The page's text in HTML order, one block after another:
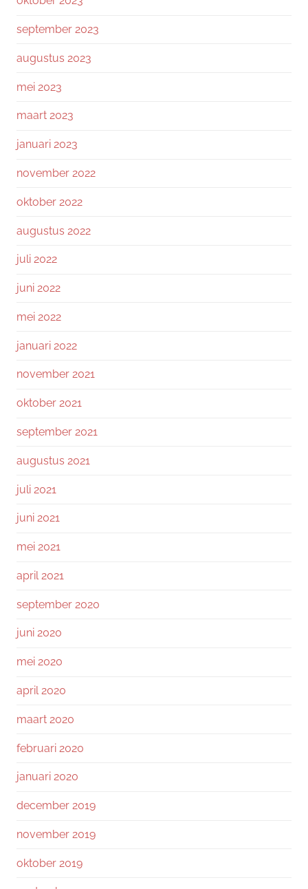
september 2023
augustus 2023
mei 2023
maart 2023
januari 2023
november 2022
oktober 2022
augustus 2022
juli 2022
juni 2022
mei 2022
januari 2022
november 2021
oktober 2021
september 2021
augustus 2021
juli 2021
juni 2021
mei 2021
april 2021
september 2020
juni 2020
mei 2020
april 2020
maart 2020
februari 2020
januari 2020
december 2019
november 2019
oktober 2019